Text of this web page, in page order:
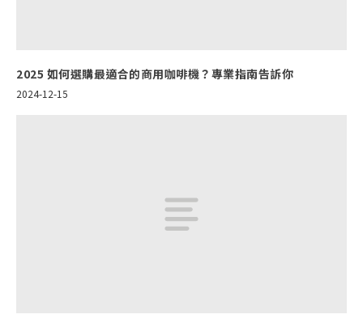
2025 如何選購最適合的商用咖啡機？專業指南告訴你
2024-12-15